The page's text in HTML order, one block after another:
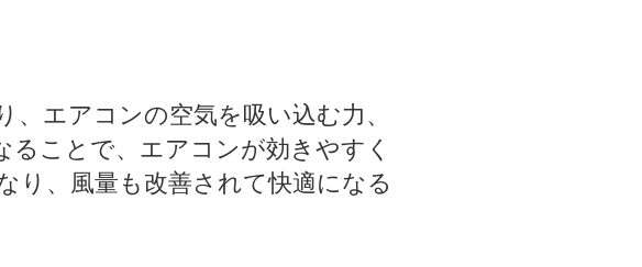
エアコンの空気を吸い込む力、
ことで、エアコンが効きやすく
り、風量も改善されて快適になる